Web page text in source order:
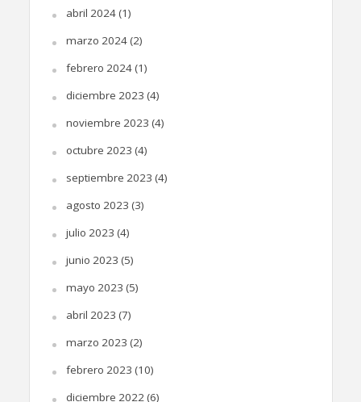
abril 2024(1)
marzo 2024(2)
febrero 2024(1)
diciembre 2023 (4)
noviembre 2023 (4)
octubre 2023 (4)
septiembre 2023 (4)
agosto 2023 (3)
julio 2023 (4)
junio 2023 (5)
mayo 2023 (5)
abril 2023 (7)
marzo 2023 (2)
febrero 2023 (10)
diciembre 2022(6)